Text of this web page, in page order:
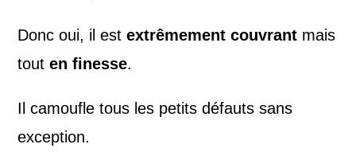
Donc oui, il estextrêmement couvrant mais
touten finesse.
Il camoufle tous les petits défauts sans
exception.